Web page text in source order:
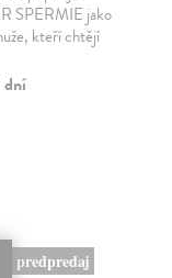
SPERMIE jako
kteří chtějí
dní
predpredaj